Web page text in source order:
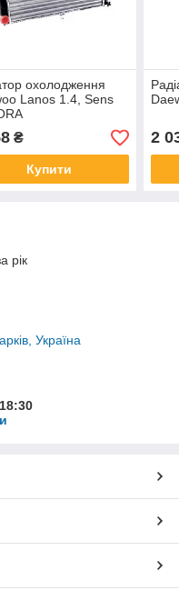
охолодження
Lanos 1.4, Sens
₴
Купити
2
рік
Україна